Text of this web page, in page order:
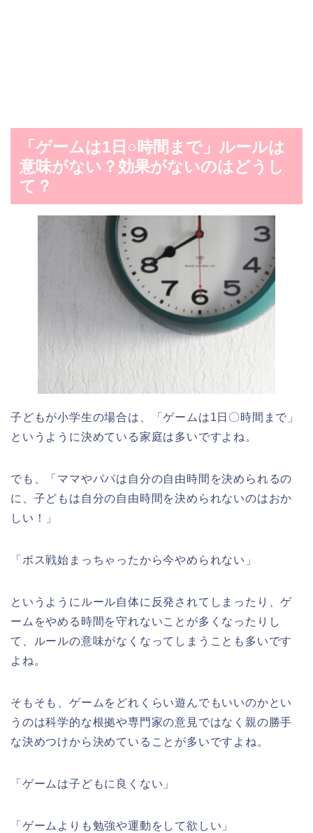
「ゲームは1 日○時間まで」ルールは
意味がない？効果がないのはどうし
て？
子どもが小学生の場合は、「ゲームは1 日〇時間まで」
というように決めている家庭は多いですよね。
でも、「ママやパパは自分の自由時間を決められるの
に、子どもは自分の自由時間を決められないのはおか
しい！」
「ボス戦始まっちゃったから今やめられない」
というようにルール自体に反発されてしまったり、ゲ
ームをやめる時間を守れないことが多くなったりし
て、ルールの意味がなくなってしまうことも多いです
よね。
そもそも、ゲームをどれくらい遊んでもいいのかとい
うのは科学的な根拠や専門家の意見ではなく親の勝手
な決めつけから決めていることが多いですよね。
「ゲームは子どもに良くない」
「ゲームよりも勉強や運動をして欲しい」